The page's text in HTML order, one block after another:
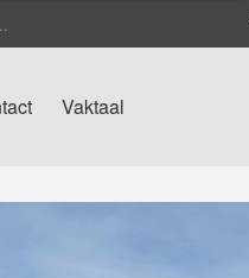
Vaktaal